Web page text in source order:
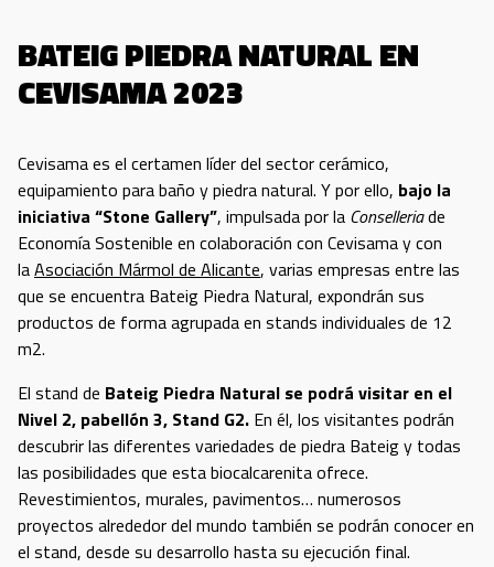
BATEIG PIEDRA NATURAL EN
CEVISAMA 2023
Cevisama es el certamen líder del sector cerámico,
equipamiento para baño y piedra natural. Y por ello, bajo la
iniciativa “Stone Gallery”, impulsada por la Conselleriade
Economía Sostenible en colaboración con Cevisama y con
laAsociación Mármol de Alicante, varias empresas entre las
que se encuentra Bateig Piedra Natural, expondrán sus
productos de forma agrupada en stands individuales de 12
m2.
El stand de Bateig Piedra Natural se podrá visitar en el
Nivel 2, pabellón 3, Stand G2. En él, los visitantes podrán
descubrir las diferentes variedades de piedra Bateig y todas
las posibilidades que esta biocalcarenita ofrece.
Revestimientos, murales, pavimentos… numerosos
proyectos alrededor del mundo también se podrán conocer en
el stand, desde su desarrollo hasta su ejecución final.